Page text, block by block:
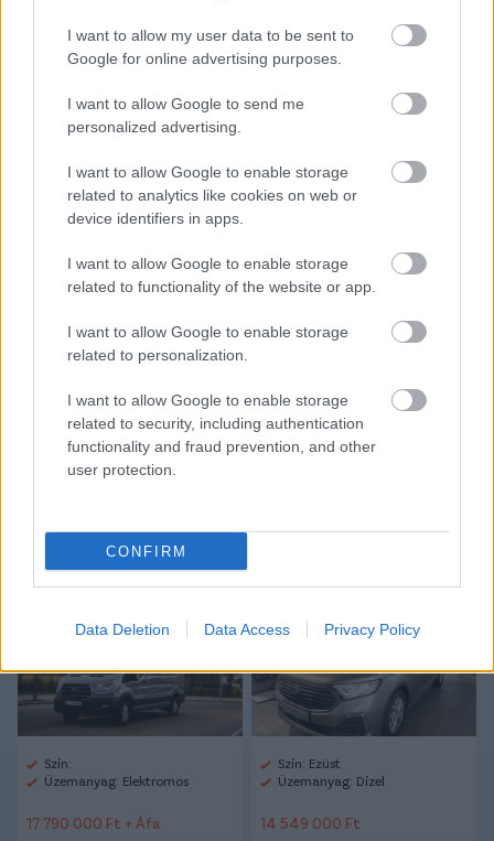
I want to allow my user data to be sent to
Google for online advertising purposes.
I want to allow Google to send me
personalized advertising.
I want to allow Google to enable storage
related to analytics like cookies on web or
device identifiers in apps.
I want to allow Google to enable storage
related to functionality of the website or app.
I want to allow Google to enable storage
related to personalization.
I want to allow Google to enable storage
related to security, including authentication
functionality and fraud prevention, and other
user protection.
CONFIRM
Data Deletion Data Access Privacy Policy
felkészülési mérkőzés előtt.
Itt állíthatod be, hogy a Csakfoci az elsők
között legyen a Google-találatokban
Tetszett a cikk? Megosztanád?
CÍMKÉK: #MAGYAR FOCI #ÁTIGAZOLÁSOK
PÉTER
Ford Transit
Szín:
Üzemanyag: Elektromos
17 790 000 Ft + Áfa
Ford Connect
Szín: Ezüst
Üzemanyag: Dízel
14 549 000 Ft